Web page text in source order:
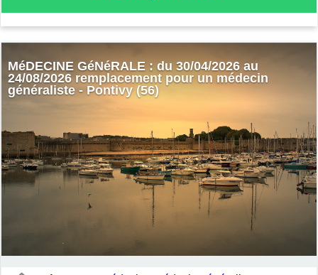
MéDECINE GéNéRALE : du 30/04/2026 au
24/08/2026 remplacement pour un médecin
généraliste - Pontivy (56)